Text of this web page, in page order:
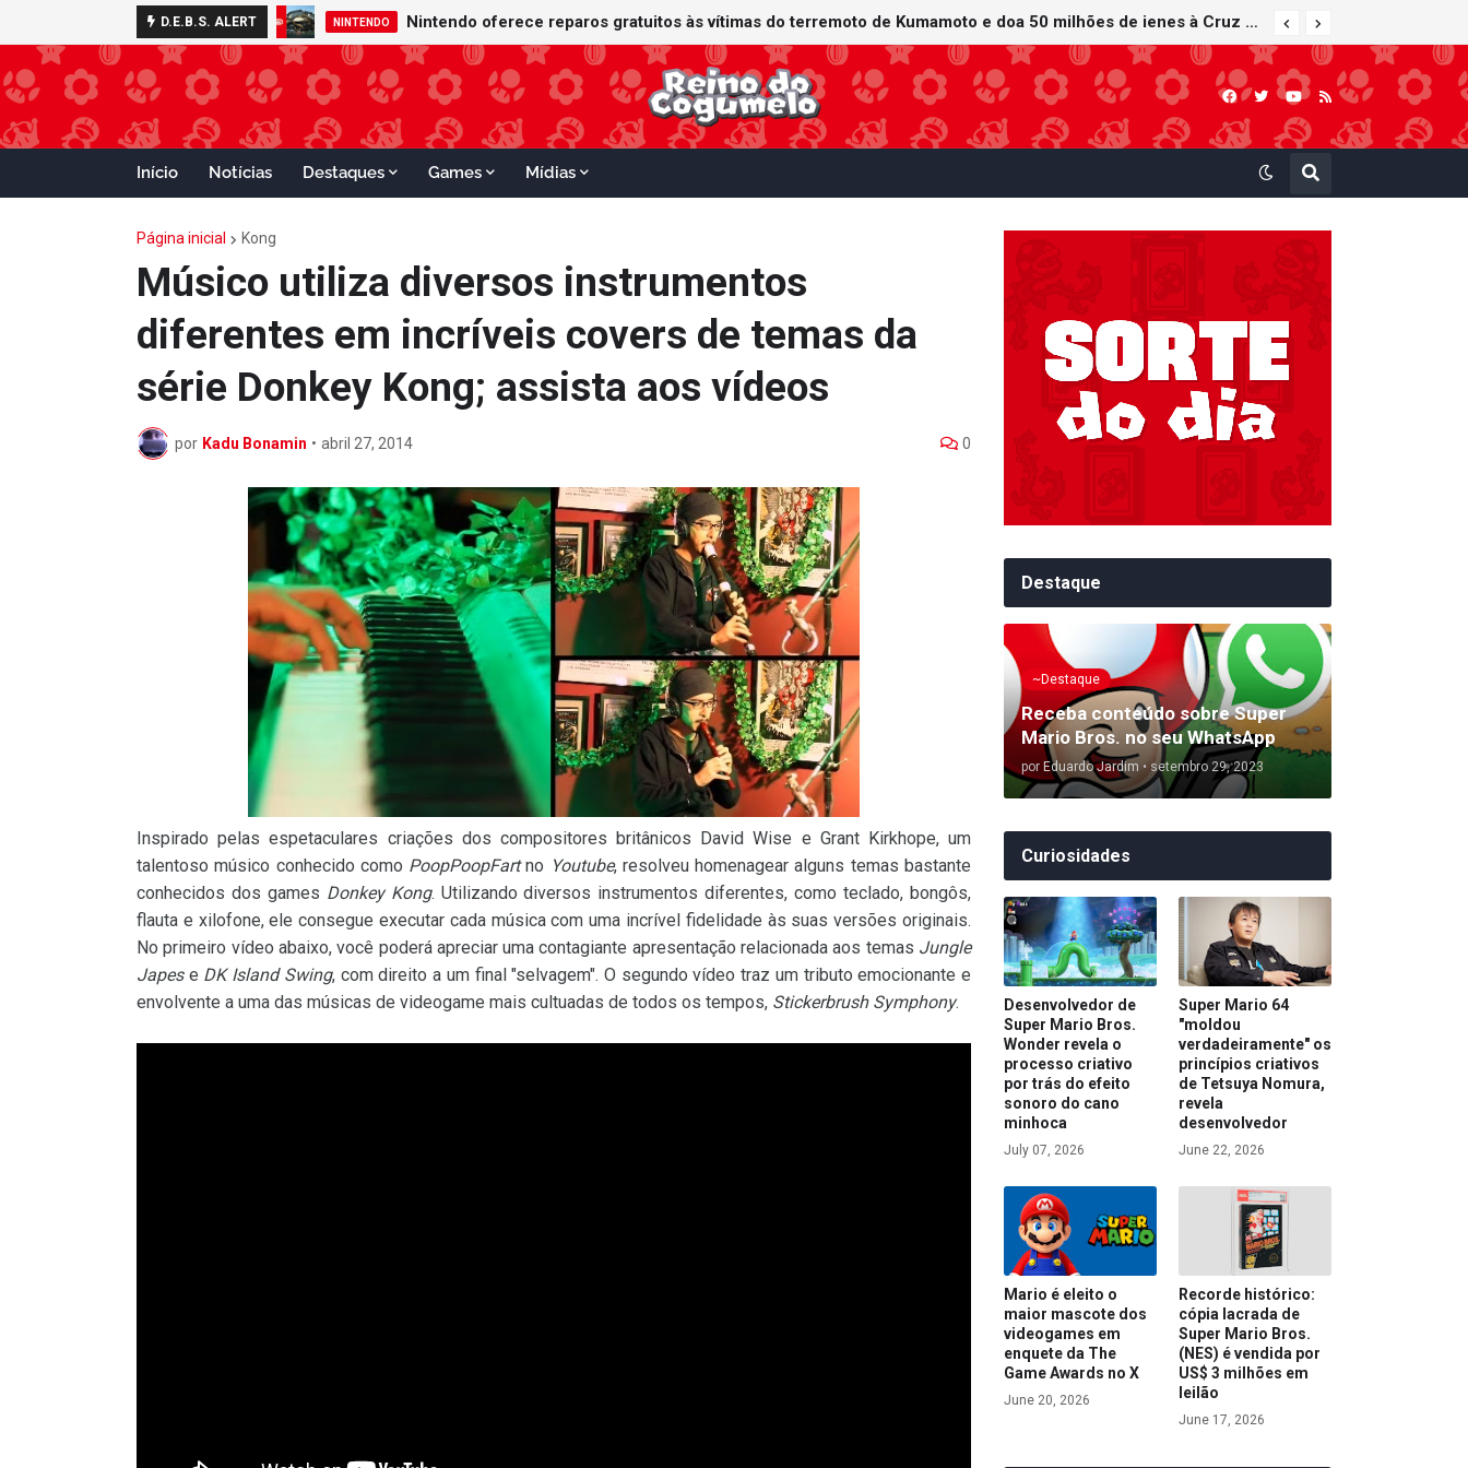
D.E.B.S. ALERT NINTENDO Nintendo oferece reparos gratuitos às vítimas do terremoto de Kumamoto e doa 50 milhões de ienes à Cruz Vermelha
Início Notícias Destaques Games Mídias
Página inicial Kong
Músico utiliza diversos instrumentos
diferentes em incríveis covers de temas da
série Donkey Kong; assista aos vídeos
por Kadu Bonamin • abril 27, 2014 0
Inspirado pelas espetaculares criações dos compositores britânicos David Wise e Grant Kirkhope, um
talentoso músico conhecido como PoopPoopFartno Youtube, resolveu homenagear alguns temas bastante
conhecidos dos games Donkey Kong. Utilizando diversos instrumentos diferentes, como teclado, bongôs,
flauta e xilofone, ele consegue executar cada música com uma incrível fidelidade às suas versões originais.
No primeiro vídeo abaixo, você poderá apreciar uma contagiante apresentação relacionada aos temas Jungle
Japese DK Island Swing, com direito a um final "selvagem". O segundo vídeo traz um tributo emocionante e
envolvente a uma das músicas de videogame mais cultuadas de todos os tempos, Stickerbrush Symphony.
Destaque
~Destaque
Receba conteúdo sobre Super
Mario Bros. no seu WhatsApp
por Eduardo Jardim • setembro 29, 2023
Curiosidades
Desenvolvedor de
Super Mario Bros.
Wonder revela o
processo criativo
por trás do efeito
sonoro do cano
minhoca
July 07, 2026
Super Mario 64
"moldou
verdadeiramente" os
princípios criativos
de Tetsuya Nomura,
revela
desenvolvedor
June 22, 2026
Mario é eleito o
maior mascote dos
videogames em
enquete da The
Game Awards no X
June 20, 2026
Recorde histórico:
cópia lacrada de
Super Mario Bros.
(NES) é vendida por
US$ 3 milhões em
leilão
June 17, 2026